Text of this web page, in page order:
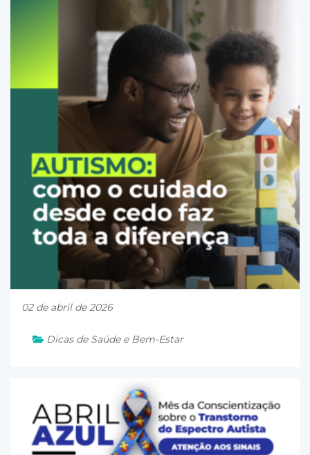
02 de abril de 2026
Dicas de Saúde e Bem-Estar